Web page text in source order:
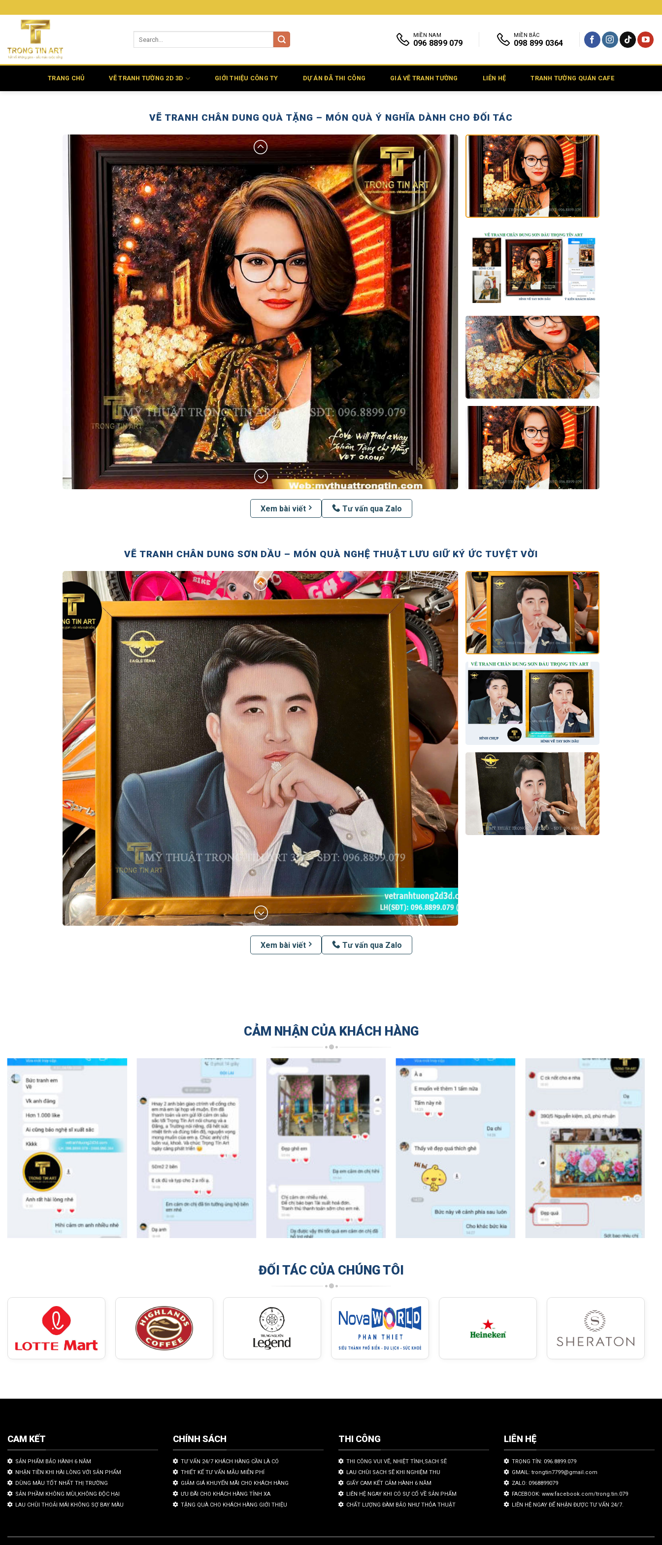
qua
MIỀN NAM
096 8899 079
MIỀN BẮC
098 899 0364
TRANG CHỦ VẼ TRANH TƯỜNG 2D 3D GIỚI THIỆU CÔNG TY DỰ ÁN ĐÃ THI CÔNG GIÁ VẼ TRANH TƯỜNG LIÊN HỆ TRANH TƯỜNG QUÁN CAFE
VẼ TRANH CHÂN DUNG QUÀ TẶNG – MÓN QUÀ Ý NGHĨA DÀNH CHO ĐỐI TÁC
Xem bài viết Tư vấn qua Zalo
VẼ TRANH CHÂN DUNG SƠN DẦU – MÓN QUÀ NGHỆ THUẬT LƯU GIỮ KÝ ỨC TUYỆT VỜI
Xem bài viết Tư vấn qua Zalo
CẢM NHẬN CỦA KHÁCH HÀNG
ĐỐI TÁC CỦA CHÚNG TÔI
CAM KẾT
SẢN PHẨM BẢO HÀNH 6 NĂM
NHẬN TIỀN KHI HÀI LÒNG VỚI SẢN PHẨM
DÙNG MÀU TỐT NHẤT THỊ TRƯỜNG
SẢN PHẦM KHÔNG MÙI,KHÔNG ĐỘC HẠI
LAU CHÙI THOẢI MÁI KHÔNG SỢ BAY MÀU
CHÍNH SÁCH
TƯ VẤN 24/7 KHÁCH HÀNG CẦN LÀ CÓ
THIẾT KẾ TƯ VẤN MẪU MIỄN PHÍ
GIẢM GIÁ KHUYẾN MÃI CHO KHÁCH HÀNG
ƯU ĐÃI CHO KHÁCH HÀNG TỈNH XA
TẶNG QUÀ CHO KHÁCH HÀNG GIỚI THIỆU
THI CÔNG
THI CÔNG VUI VẼ, NHIỆT TÌNH,SẠCH SẼ
LAU CHÙI SẠCH SẼ KHI NGHIỆM THU
GIẤY CAM KẾT CẢM HÀNH 6 NĂM
LIÊN HỆ NGAY KHI CÓ SỰ CỐ VỀ SẢN PHẨM
CHẤT LƯỢNG ĐÀM BẢO NHƯ THỎA THUẬT
LIÊN HỆ
TRỌNG TÍN: 096.8899.079
GMAIL: trongtin7799@gmail.com
ZALO: 0968899079
FACEBOOK: www.facebook.com/trong.tin.079
LIÊN HỆ NGAY ĐỂ NHẬN ĐƯỢC TƯ VẤN 24/7.